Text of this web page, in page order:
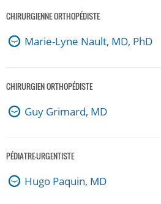
CHIRURGIENNE ORTHOPÉDISTE
Marie-Lyne Nault, MD, PhD
CHIRURGIEN ORTHOPÉDISTE
Guy Grimard, MD
PÉDIATRE-URGENTISTE
Hugo Paquin, MD